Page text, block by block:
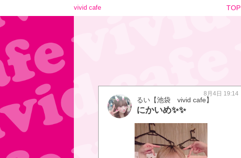
vivid cafe TOP
るい【池袋 vivid cafe】
にかいめ✨✨
8月4日 19:14